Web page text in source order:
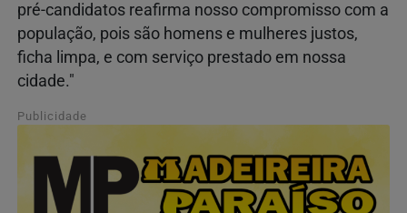
pré-candidatos reafirma nosso compromisso com a
população, pois são homens e mulheres justos,
ficha limpa, e com serviço prestado em nossa
cidade."
Publicidade